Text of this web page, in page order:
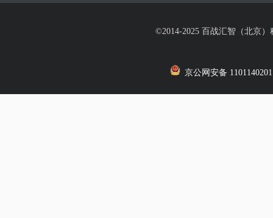
©2014-2025 百战汇智（北京
京公网安备